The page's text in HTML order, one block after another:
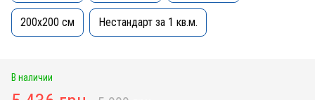
200x200 см Нестандарт за 1 кв.м.
В наличии